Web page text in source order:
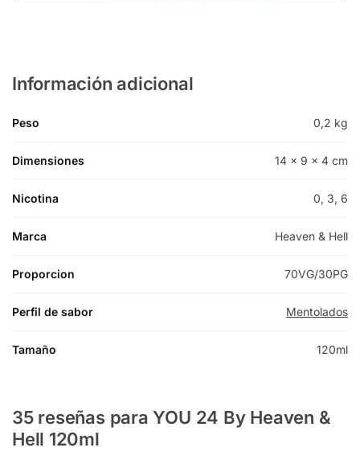
Información adicional
Peso 0,2 kg
Dimensiones 14 × 9 × 4 cm
Nicotina 0, 3, 6
Marca Heaven & Hell
Proporcion 70VG/30PG
Perfil de sabor Mentolados
Tamaño 120ml
35 reseñas paraYOU 24 By Heaven &
Hell 120ml